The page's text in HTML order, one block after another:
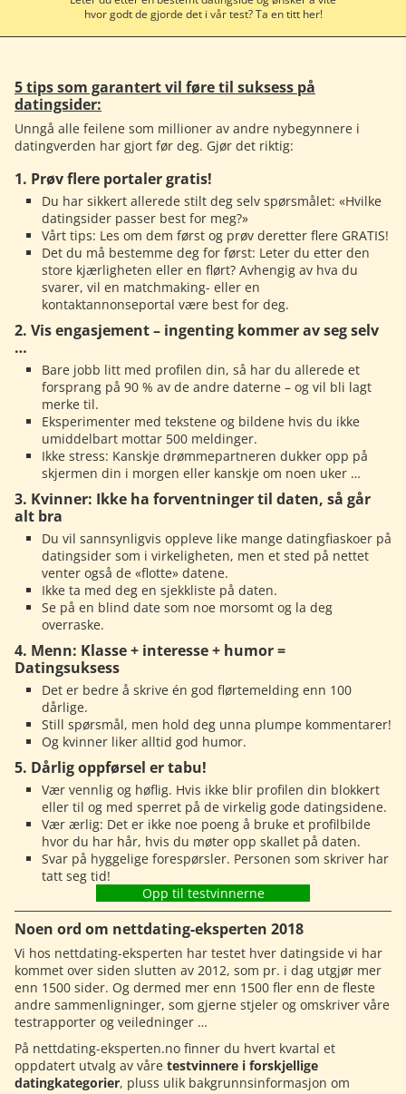
hvor godt de gjorde det i vår test? Ta en titt her!
5 tips som garantert vil føre til suksess på
datingsider:
Unngå alle feilene som millioner av andre nybegynnere i
datingverden har gjort før deg. Gjør det riktig:
1. Prøv flere portaler gratis!
Du har sikkert allerede stilt deg selv spørsmålet: «Hvilke
datingsider passer best for meg?»
Vårt tips: Les om dem først og prøv deretter flere GRATIS!
Det du må bestemme deg for først: Leter du etter den
store kjærligheten eller en flørt? Avhengig av hva du
svarer, vil en matchmaking- eller en
kontaktannonseportal være best for deg.
2. Vis engasjement – ingenting kommer av seg selv
…
Bare jobb litt med profilen din, så har du allerede et
forsprang på 90 % av de andre daterne – og vil bli lagt
merke til.
Eksperimenter med tekstene og bildene hvis du ikke
umiddelbart mottar 500 meldinger.
Ikke stress: Kanskje drømmepartneren dukker opp på
skjermen din i morgen eller kanskje om noen uker …
3. Kvinner: Ikke ha forventninger til daten, så går
alt bra
Du vil sannsynligvis oppleve like mange datingfiaskoer på
datingsider som i virkeligheten, men et sted på nettet
venter også de «flotte» datene.
Ikke ta med deg en sjekkliste på daten.
Se på en blind date som noe morsomt og la deg
overraske.
4. Menn: Klasse + interesse + humor =
Datingsuksess
Det er bedre å skrive én god flørtemelding enn 100
dårlige.
Still spørsmål, men hold deg unna plumpe kommentarer!
Og kvinner liker alltid god humor.
5. Dårlig oppførsel er tabu!
Vær vennlig og høflig. Hvis ikke blir profilen din blokkert
eller til og med sperret på de virkelig gode datingsidene.
Vær ærlig: Det er ikke noe poeng å bruke et profilbilde
hvor du har hår, hvis du møter opp skallet på daten.
Svar på hyggelige forespørsler. Personen som skriver har
tatt seg tid!
Opp til testvinnerne
Noen ord om nettdating-eksperten 2018
Vi hos nettdating-eksperten har testet hver datingside vi har
kommet over siden slutten av 2012, som pr. i dag utgjør mer
enn 1500 sider. Og dermed mer enn 1500 fler enn de fleste
andre sammenligninger, som gjerne stjeler og omskriver våre
testrapporter og veiledninger …
På nettdating-eksperten.no finner du hvert kvartal et
oppdatert utvalg av våre testvinnere i forskjellige
datingkategorier, pluss ulik bakgrunnsinformasjon om